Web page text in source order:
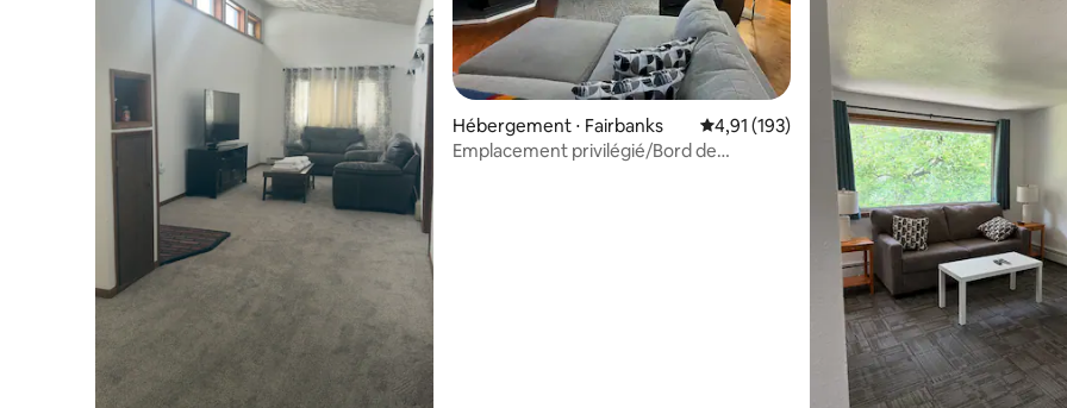
Hébergement ⋅ Fairbanks Évaluation moyenne sur la base de 193
4,91 (193)
Emplacement privilégié/Bord de